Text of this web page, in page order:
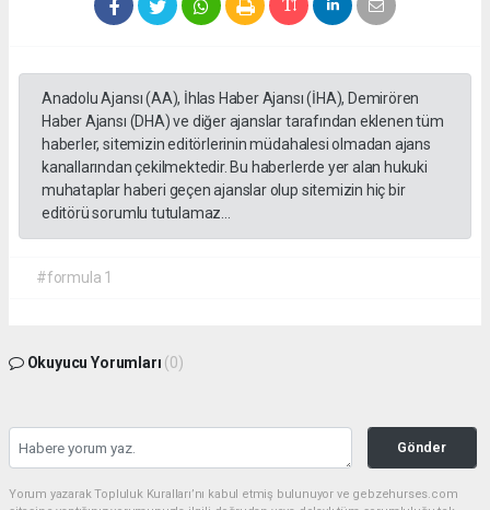
Anadolu Ajansı (AA), İhlas Haber Ajansı (İHA), Demirören
Haber Ajansı (DHA) ve diğer ajanslar tarafından eklenen tüm
haberler, sitemizin editörlerinin müdahalesi olmadan ajans
kanallarından çekilmektedir. Bu haberlerde yer alan hukuki
muhataplar haberi geçen ajanslar olup sitemizin hiç bir
editörü sorumlu tutulamaz...
#formula 1
Okuyucu Yorumları (0)
Gönder
Yorum yazarak Topluluk Kuralları’nı kabul etmiş bulunuyor ve gebzehurses.com